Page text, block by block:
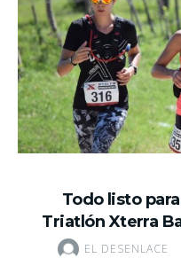
Todo listo
Triatlón Xterra
EL DESENLACE